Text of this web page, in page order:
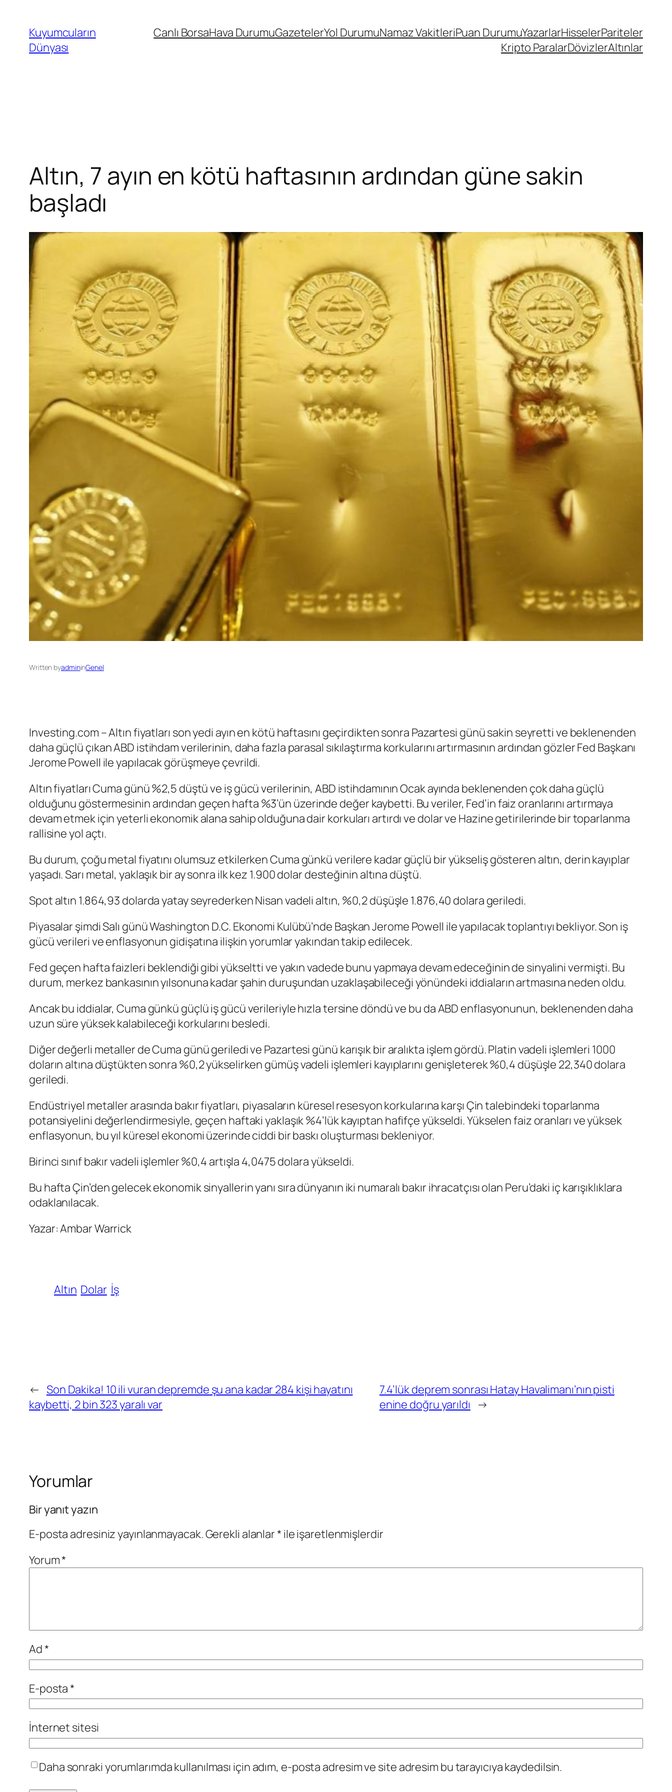
Kuyumcuların
Dünyası
Canlı BorsaHava DurumuGazetelerYol DurumuNamaz VakitleriPuan DurumuYazarlarHisselerPariteler
Kripto ParalarDövizlerAltınlar
Altın, 7 ayın en kötü haftasının ardından güne sakin
başladı
Written byadmininGenel
Investing.com – Altın fiyatları son yedi ayın en kötü haftasını geçirdikten sonra Pazartesi günü sakin seyretti ve beklenenden
daha güçlü çıkan ABD istihdam verilerinin, daha fazla parasal sıkılaştırma korkularını artırmasının ardından gözler Fed Başkanı
Jerome Powell ile yapılacak görüşmeye çevrildi.
Altın fiyatları Cuma günü %2,5 düştü ve iş gücü verilerinin, ABD istihdamının Ocak ayında beklenenden çok daha güçlü
olduğunu göstermesinin ardından geçen hafta %3’ün üzerinde değer kaybetti. Bu veriler, Fed’in faiz oranlarını artırmaya
devam etmek için yeterli ekonomik alana sahip olduğuna dair korkuları artırdı ve dolarve Hazine getirilerinde bir toparlanma
rallisine yol açtı.
Bu durum, çoğu metal fiyatını olumsuz etkilerken Cuma günkü verilere kadar güçlü bir yükseliş gösteren altın, derin kayıplar
yaşadı. Sarı metal, yaklaşık bir ay sonra ilk kez 1.900 dolar desteğinin altına düştü.
Spot altın 1.864,93 dolarda yatay seyrederkenNisan vadeli altın, %0,2 düşüşle 1.876,40 dolara geriledi.
Piyasalar şimdi Salı günü Washington D.C. Ekonomi Kulübü’nde Başkan Jerome Powell ileyapılacak toplantıyı bekliyor. Son iş
gücü verileri ve enflasyonun gidişatına ilişkin yorumlar yakından takip edilecek.
Fed geçen haftafaizleri beklendiği gibi yükseltti ve yakın vadede bunu yapmaya devam edeceğinin de sinyalini vermişti. Bu
durum, merkez bankasının yılsonuna kadar şahin duruşundan uzaklaşabileceği yönündeki iddiaların artmasına neden oldu.
Ancak bu iddialar, Cuma günkü güçlü iş gücü verileriyle hızla tersine döndü ve bu daABD enflasyonunun, beklenenden daha
uzun süre yüksek kalabileceği korkularını besledi.
Diğer değerli metaller de Cuma günü geriledi ve Pazartesi günü karışık bir aralıkta işlem gördü.Platin vadeli işlemleri 1000
doların altına düştükten sonra %0,2 yükselirken gümüş vadeli işlemleri kayıplarını genişleterek %0,4 düşüşle 22,340 dolara
geriledi.
Endüstriyel metaller arasında bakır fiyatları, piyasaların küresel resesyon korkularına karşı Çin talebindeki toparlanma
potansiyelini değerlendirmesiyle, geçen haftaki yaklaşık %4’lük kayıptan hafifçe yükseldi. Yükselen faiz oranları ve yüksek
enflasyonun, bu yıl küresel ekonomi üzerinde ciddi bir baskı oluşturması bekleniyor.
Birinci sınıfbakır vadeli işlemler%0,4 artışla 4,0475 dolara yükseldi.
Bu hafta Çin’den gelecek ekonomik sinyallerin yanı sıra dünyanın iki numaralı bakır ihracatçısı olan Peru’daki iç karışıklıklara
odaklanılacak.
Yazar: Ambar Warrick
Altın Dolar İş
← Son Dakika! 10 ili vuran depremde şu ana kadar 284 kişi hayatını
kaybetti, 2 bin 323 yaralı var
7.4’lük deprem sonrası Hatay Havalimanı’nın pisti
enine doğru yarıldı →
Yorumlar
Bir yanıt yazın
E-posta adresiniz yayınlanmayacak.Gerekli alanlar* ile işaretlenmişlerdir
Yorum*
Ad*
E-posta*
İnternet sitesi
Daha sonraki yorumlarımda kullanılması için adım, e-posta adresim ve site adresim bu tarayıcıya kaydedilsin.